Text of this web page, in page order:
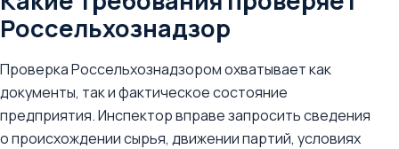
Россельхознадзор
Проверка Россельхознадзором охватывает как
документы, так и фактическое состояние
предприятия. Инспектор вправе запросить сведения
о происхождении сырья, движении партий, условиях